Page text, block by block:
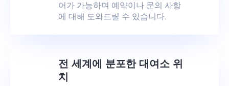
어가 가능하며 예약이나 문의 사항
에 대해 도와드릴 수 있습니다.
전 세계에 분포한 대여소 위
치